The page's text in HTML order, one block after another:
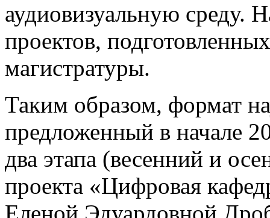
аудиовизуальную среду.
проектов,
магистратуры.
Таким образом, формат
предложенный в начале
два этапа (весенний и
проекта «Цифровая